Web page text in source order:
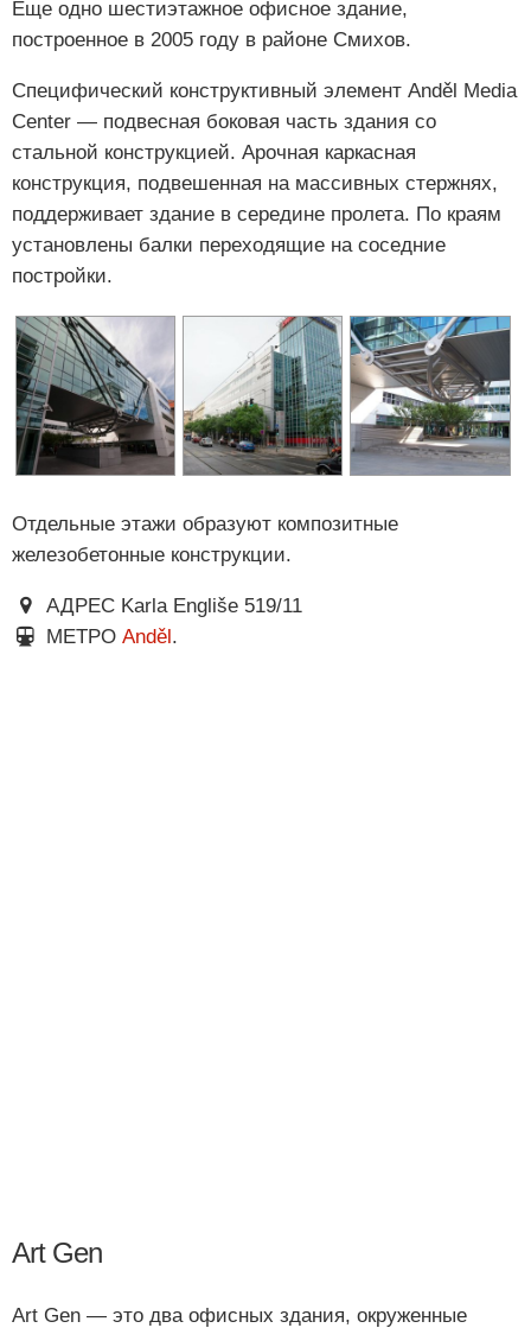
Еще одно шестиэтажное офисное здание,
построенное в 2005 году в районе Смихов.
Специфический конструктивный элемент Anděl Media
Center — подвесная боковая часть здания со
стальной конструкцией. Арочная каркасная
конструкция, подвешенная на массивных стержнях,
поддерживает здание в середине пролета. По краям
установлены балки переходящие на соседние
постройки.
Отдельные этажи образуют композитные
железобетонные конструкции.
АДРЕС Karla Engliše 519/11
МЕТРО Anděl .
Art Gen
Art Gen — это два офисных здания, окруженные